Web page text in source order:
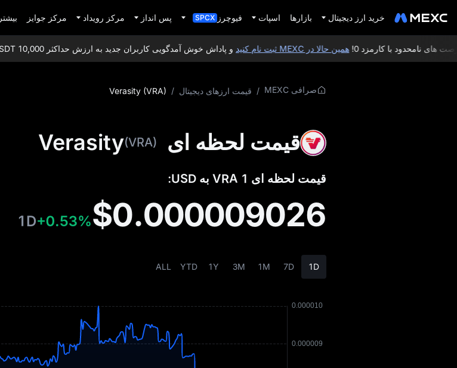
خرید ارز دیجیتال بازارها اسپات فیوچرز SPCX پس انداز مرکز رویداد مرکز جوایز بیشتر
نامحدود با کارمزد 0! همین حالا در MEXC ثبت‌ نام کنید و پاداش خوش‌ آمدگویی کاربران جدید به ارزش حداکثر 10,000 USDT را دریافت کنید!
صرافی MEXC / قیمت ارزهای دیجیتال /
Verasity (VRA)
قیمت لحظه ای Verasity (VRA)
قیمت لحظه‌ ای 1 VRA به USD:
$0.000009026
+0.53%
1D
1D
7D
1M
3M
1Y
YTD
ALL